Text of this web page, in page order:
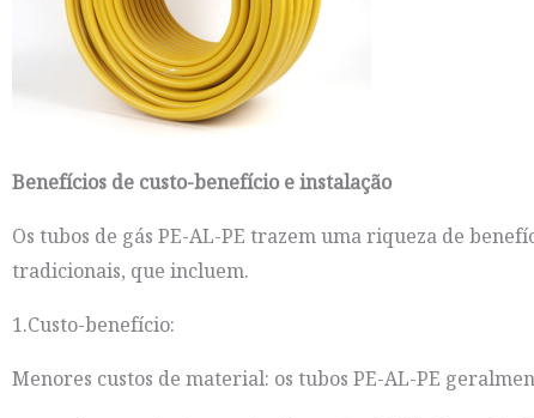
Benefícios de custo-benefício e instalação
Os tubos de gás PE-AL-PE trazem uma riqueza de
tradicionais, que incluem.
1.Custo-benefício:
Menores custos de material: os tubos PE-AL-PE